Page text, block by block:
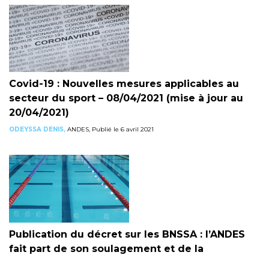
Covid-19 : Nouvelles mesures applicables au
secteur du sport – 08/04/2021 (mise à jour au
20/04/2021)
ODEYSSA DENIS, ANDES, Publié le 6 avril 2021
Publication du décret sur les BNSSA : l’ANDES
fait part de son soulagement et de la